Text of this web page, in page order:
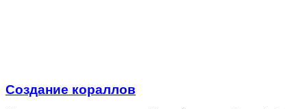
Создание кораллов